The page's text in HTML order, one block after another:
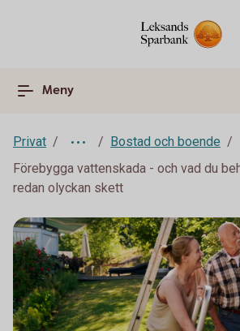
Meny
Privat
Bostad och boende
Förebygga vattenskada - och vad du
redan olyckan skett